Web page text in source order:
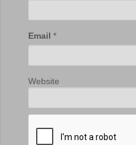
Email *
Website